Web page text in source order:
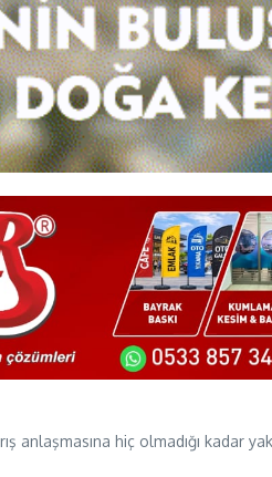
anlaşmasına hiç olmadığı kadar